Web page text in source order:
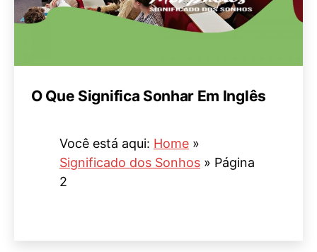
O Que Significa Sonhar Em Inglês
Você está aqui: Home »
Significado dos Sonhos » Página
2